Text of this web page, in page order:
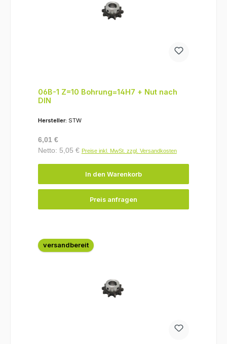
06B-1 Z=10 Bohrung=14H7 + Nut nach
DIN
Hersteller: STW
Regulärer Preis:
6,01 €
Netto: 5,05 € Preise inkl. MwSt. zzgl. Versandkosten
In den Warenkorb
Preis anfragen
versandbereit